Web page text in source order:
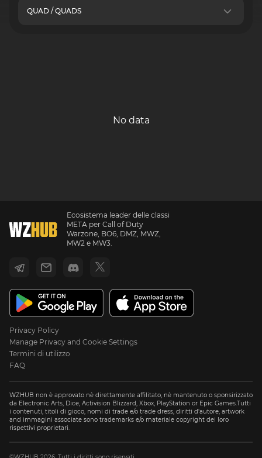
QUAD / QUADS
No data
Ecosistema leader delle classi
META per Call of Duty
Warzone, BO6, DMZ, MWZ,
MW2 e MW3.
Privacy Policy
Manage Privacy and Cookie Settings
Termini di utilizzo
FAQ
WZHUB non è approvato nè direttamente affilitato, nè mantenuto o sponsirizzato
da Electronic Arts, Dice, Activision Blizzard, Xbox, PlayStation or Epic Games.Tutti
i contenuti, titoli di gioco, nomi di trade e/o trade dress, diritti d'autore, artwork
and immagini associate sono trademarks e/o materiale copyright dei loro
rispettivi proprietari.